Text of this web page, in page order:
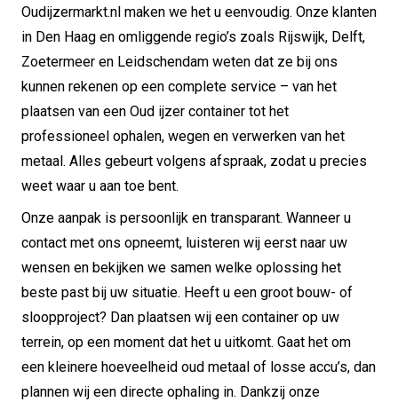
Oudijzermarkt.nl maken we het u eenvoudig. Onze klanten
in Den Haag en omliggende regio’s zoals Rijswijk, Delft,
Zoetermeer en Leidschendam weten dat ze bij ons
kunnen rekenen op een complete service – van het
plaatsen van een Oud ijzer container tot het
professioneel ophalen, wegen en verwerken van het
metaal. Alles gebeurt volgens afspraak, zodat u precies
weet waar u aan toe bent.
Onze aanpak is persoonlijk en transparant. Wanneer u
contact met ons opneemt, luisteren wij eerst naar uw
wensen en bekijken we samen welke oplossing het
beste past bij uw situatie. Heeft u een groot bouw- of
sloopproject? Dan plaatsen wij een container op uw
terrein, op een moment dat het u uitkomt. Gaat het om
een kleinere hoeveelheid oud metaal of losse accu’s, dan
plannen wij een directe ophaling in. Dankzij onze